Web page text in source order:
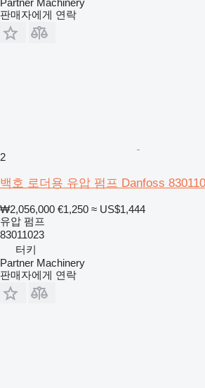
Partner Machinery
판매자에게 연락
2
백호 로더용 유압 펌프 Danfoss
₩2,056,000 €1,250 ≈ US$1,444
유압 펌프
83011023
터키
Partner Machinery
판매자에게 연락